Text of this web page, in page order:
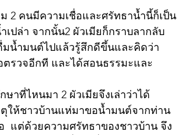
2 คนมีความเชื่อและศรัทธาน้ำนี้ก็เป็น
ปล่า จากนั้น2 ผัวเมียก็กราบลากลับ
มน้ำมนต์ไปแล้วรู้สึกดีขึ้นและคิดว่า
รวจอีกที และได้สอนธรรมะและ
าที่ไหนมา 2 ผัวเมียจึงเล่าว่าได้
ให้ชาวบ้านแห่มาขอน้ำมนต์จากท่าน
แต่ด้วยความศรัทธาของชาวบ้าน จึง